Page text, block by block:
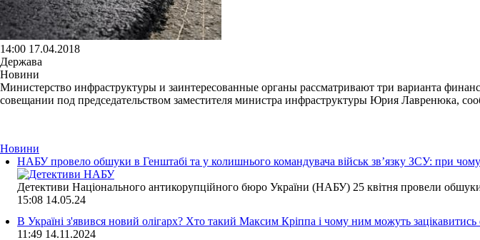
14:00 17.04.2018
Держава
Новини
Министерство инфраструктуры и заинтересованные органы рассматривают три варианта
совещании под председательством заместителя министра инфраструктуры Юрия Лавренюка,
Новини
НАБУ провело обшуки в Генштабі та у колишнього командувача військ зв’язку ЗСУ: при
Детективи Національного антикорупційного бюро України (НАБУ) 25 квітня провели
15:08 14.05.24
В Україні з'явився новий олігарх? Хто такий Максим Кріппа і чому ним можуть
11:49 14.11.2024